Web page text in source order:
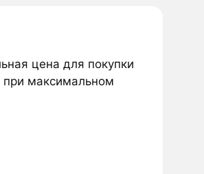
цена для покупки
при максимальном